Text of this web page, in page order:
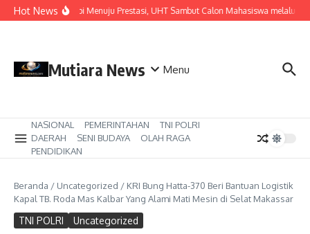
Lewati ke konten
Hot NewsDari Mimpi Menuju Prestasi, UHT Sambut Calon Mahasiswa melalui
Mutiara News Menu
NASIONAL PEMERINTAHAN
TNI POLRI
DAERAH
SENI BUDAYA
OLAH RAGA
PENDIDIKAN
Beranda / Uncategorized / KRI Bung Hatta-370 Beri Bantuan Logistik
Kapal TB. Roda Mas Kalbar Yang Alami Mati Mesin di Selat Makassar
TNI POLRI Uncategorized